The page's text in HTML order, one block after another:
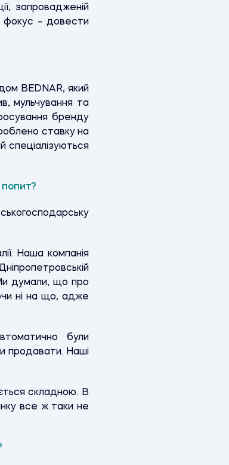
запровадженій
фокус – довести
BEDNAR, який
мульчування та
бренду
ставку на
Наша компанія
думали, що про
ні на що, адже
були
продавати. Наші
складною. В
все ж таки не